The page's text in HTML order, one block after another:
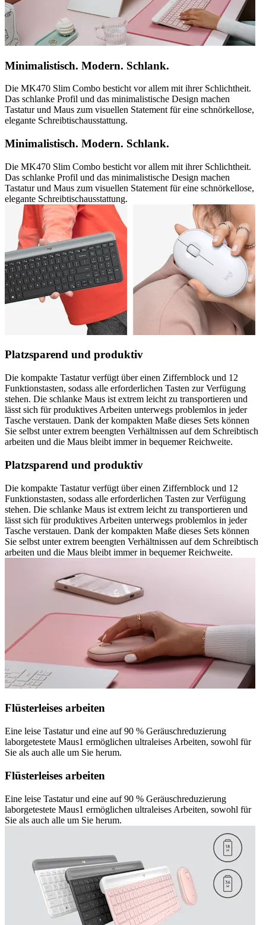
Minimalistisch. Modern. Schlank.
Die MK470 Slim Combo besticht vor allem mit ihrer Schlichtheit.
Das schlanke Profil und das minimalistische Design machen
Tastatur und Maus zum visuellen Statement für eine schnörkellose,
elegante Schreibtischausstattung.
Minimalistisch. Modern. Schlank.
Die MK470 Slim Combo besticht vor allem mit ihrer Schlichtheit.
Das schlanke Profil und das minimalistische Design machen
Tastatur und Maus zum visuellen Statement für eine schnörkellose,
elegante Schreibtischausstattung.
Platzsparend und produktiv
Die kompakte Tastatur verfügt über einen Ziffernblock und 12
Funktionstasten, sodass alle erforderlichen Tasten zur Verfügung
stehen. Die schlanke Maus ist extrem leicht zu transportieren und
lässt sich für produktives Arbeiten unterwegs problemlos in jeder
Tasche verstauen. Dank der kompakten Maße dieses Sets können
Sie selbst unter extrem beengten Verhältnissen auf dem Schreibtisch
arbeiten und die Maus bleibt immer in bequemer Reichweite.
Platzsparend und produktiv
Die kompakte Tastatur verfügt über einen Ziffernblock und 12
Funktionstasten, sodass alle erforderlichen Tasten zur Verfügung
stehen. Die schlanke Maus ist extrem leicht zu transportieren und
lässt sich für produktives Arbeiten unterwegs problemlos in jeder
Tasche verstauen. Dank der kompakten Maße dieses Sets können
Sie selbst unter extrem beengten Verhältnissen auf dem Schreibtisch
arbeiten und die Maus bleibt immer in bequemer Reichweite.
Flüsterleises arbeiten
Eine leise Tastatur und eine auf 90 % Geräuschreduzierung
laborgetestete Maus1 ermöglichen ultraleises Arbeiten, sowohl für
Sie als auch alle um Sie herum.
Flüsterleises arbeiten
Eine leise Tastatur und eine auf 90 % Geräuschreduzierung
laborgetestete Maus1 ermöglichen ultraleises Arbeiten, sowohl für
Sie als auch alle um Sie herum.